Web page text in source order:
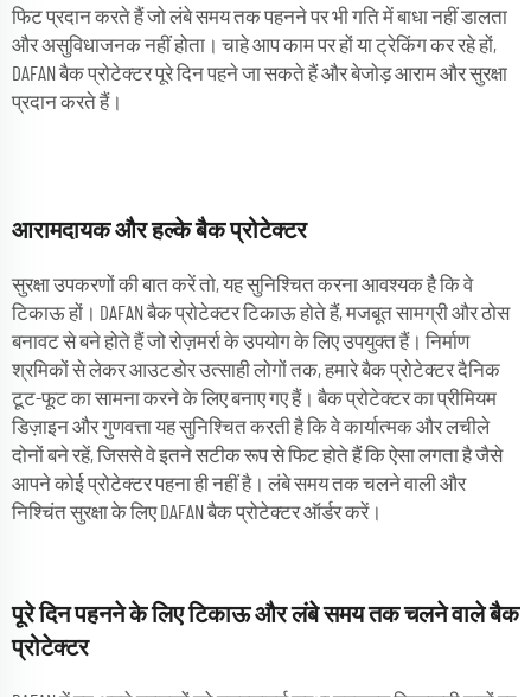
फिट प्रदान करते हैं जो लंबे समय तक पहनने पर भी गति में बाधा नहीं डालता
और असुविधाजनक नहीं होता। चाहे आप काम पर हों या ट्रेकिंग कर रहे हों,
DAFAN बैक प्रोटेक्टर पूरे दिन पहने जा सकते हैं और बेजोड़ आराम और सुरक्षा
प्रदान करते हैं।
आरामदायक और हल्के बैक प्रोटेक्टर
सुरक्षा उपकरणों की बात करें तो, यह सुनिश्चित करना आवश्यक है कि वे
टिकाऊ हों। DAFAN बैक प्रोटेक्टर टिकाऊ होते हैं, मजबूत सामग्री और ठोस
बनावट से बने होते हैं जो रोज़मर्रा के उपयोग के लिए उपयुक्त हैं। निर्माण
श्रमिकों से लेकर आउटडोर उत्साही लोगों तक, हमारे बैक प्रोटेक्टर दैनिक
टूट-फूट का सामना करने के लिए बनाए गए हैं। बैक प्रोटेक्टर का प्रीमियम
डिज़ाइन और गुणवत्ता यह सुनिश्चित करती है कि वे कार्यात्मक और लचीले
दोनों बने रहें, जिससे वे इतने सटीक रूप से फिट होते हैं कि ऐसा लगता है जैसे
आपने कोई प्रोटेक्टर पहना ही नहीं है। लंबे समय तक चलने वाली और
निश्चिंत सुरक्षा के लिए DAFAN बैक प्रोटेक्टर ऑर्डर करें।
पूरे दिन पहनने के लिए टिकाऊ और लंबे समय तक चलने वाले बैक
प्रोटेक्टर